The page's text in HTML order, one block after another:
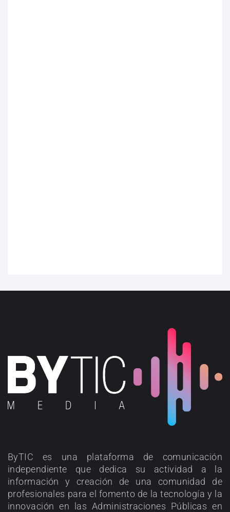
ByTIC es una plataforma de comunicación
independiente que dedica su actividad a la
información y creación de una comunidad de
profesionales para el fomento de la tecnología y la
innovación en las Administraciones Públicas en